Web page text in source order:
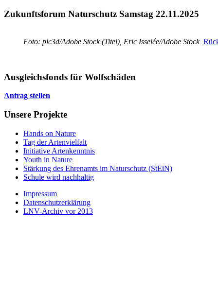
Zukunftsforum Naturschutz Samstag 22.11.2025
Foto: pic3d/Adobe Stock (Titel), Eric Isselée/Adobe Stock
Ausgleichsfonds für Wolfschäden
Antrag stellen
Unsere Projekte
Hands on Nature
Tag der Artenvielfalt
Initiative Artenkenntnis
Youth in Nature
Stärkung des Ehrenamts im Naturschutz (StEiN)
Schule wird nachhaltig
Impressum
Datenschutzerklärung
LNV-Archiv vor 2013